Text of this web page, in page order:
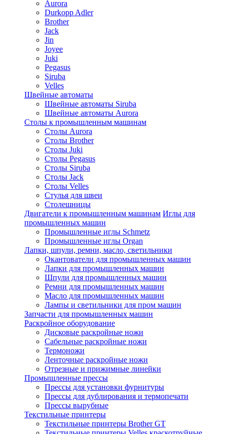
Aurora
Durkopp Adler
Brother
Jack
Jin
Joyee
Juki
Pegasus
Siruba
Velles
Швейные автоматы
Швейные автоматы Siruba
Швейные автоматы Aurora
Столы к промышленным машинам
Столы Aurora
Столы Brother
Столы Juki
Столы Pegasus
Столы Siruba
Столы Jack
Столы Velles
Стулья для швеи
Столешницы
Двигатели к промышленным машинам Иглы для
промышленных машин
Промышленные иглы Schmetz
Промышленные иглы Organ
Лапки, шпули, ремни, масло, светильники
Окантователи для промышленных машин
Лапки для промышленных машин
Шпули для промышленных машин
Ремни для промышленных машин
Масло для промышленных машин
Лампы и светильники для пром машин
Запчасти для промышленных машин
Раскройное оборудование
Дисковые раскройные ножи
Сабельные раскройные ножи
Термоножи
Ленточные раскройные ножи
Отрезные и прижимные линейки
Промышленные прессы
Прессы для установки фурнитуры
Прессы для дублирования и термопечати
Прессы вырубные
Текстильные принтеры
Текстильные принтеры Brother GT